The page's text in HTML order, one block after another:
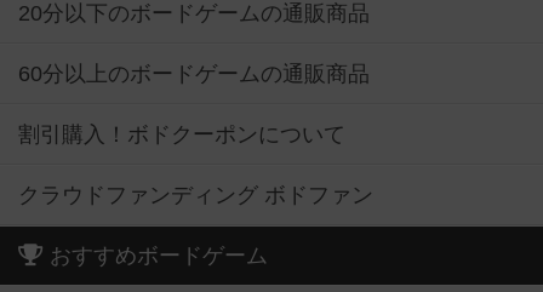
20分以下のボードゲームの通販商品
60分以上のボードゲームの通販商品
割引購入！ボドクーポンについて
クラウドファンディング ボドファン
おすすめボードゲーム